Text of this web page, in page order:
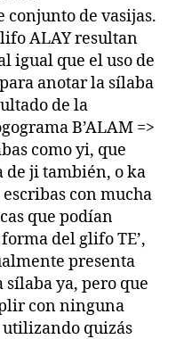
conjunto de vasijas.
ALAY resultan
igual que el uso de
anotar la sílaba
de la
B’ALAM =>
como yi, que
ji también, o ka
con mucha
que podían
del glifo TE’,
presenta
ya, pero que
con ninguna
quizás